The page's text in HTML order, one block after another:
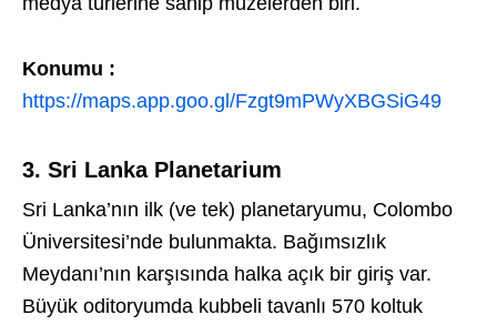
Konumu :
https://maps.app.goo.gl/Fzgt9mPWyXBGSiG49
3. Sri Lanka Planetarium
Sri Lanka’nın ilk (ve tek) planetaryumu, Colombo
Üniversitesi’nde bulunmakta. Bağımsızlık
Meydanı’nın karşısında halka açık bir giriş var.
Büyük oditoryumda kubbeli tavanlı 570 koltuk